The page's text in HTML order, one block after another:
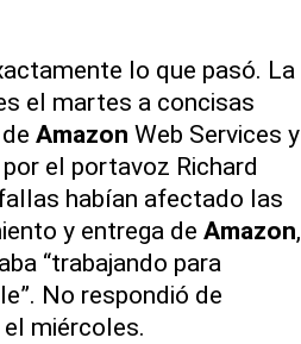
lo que pasó. La
el martes a concisas
Amazon Web Services y
el portavoz Richard
habían afectado las
y entrega de Amazon,
“trabajando para
No respondió de
miércoles.